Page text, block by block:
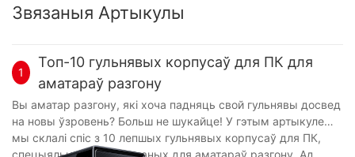
Звязаныя Артыкулы
1
Топ-10 гульнявых корпусаў для ПК для
аматараў разгону
Вы аматар разгону, які хоча падняць свой гульнявы ​​досвед
на новы ўзровень? Больш не шукайце! У гэтым артыкуле
мы склалі спіс з 10 лепшых гульнявых корпусаў для ПК,
спецыяльна распрацаваных для аматараў разгону. Ад